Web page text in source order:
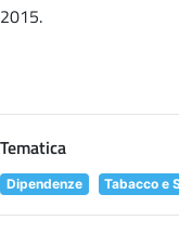
2015.
Tematica
Dipendenze Tabacco e